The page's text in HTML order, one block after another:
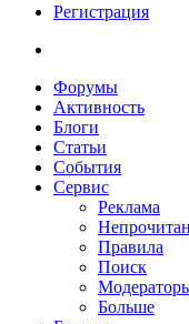
Регистрация
Форумы
Активность
Блоги
Статьи
События
Сервис
Реклама
Правила
Поиск
Больше